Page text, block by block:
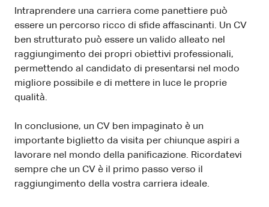
Intraprendere una carriera come panettiere può
essere un percorso ricco di sfide affascinanti. Un CV
ben strutturato può essere un valido alleato nel
raggiungimento dei propri obiettivi professionali,
permettendo al candidato di presentarsi nel modo
migliore possibile e di mettere in luce le proprie
qualità.
In conclusione, un CV ben impaginato è un
importante biglietto da visita per chiunque aspiri a
lavorare nel mondo della panificazione. Ricordatevi
sempre che un CV è il primo passo verso il
raggiungimento della vostra carriera ideale.